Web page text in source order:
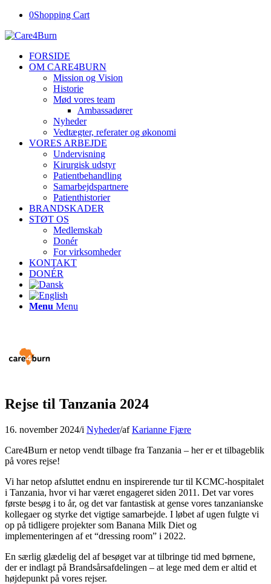
0Shopping Cart
FORSIDE
OM CARE4BURN
Mission og Vision
Historie
Mød vores team
Ambassadører
Nyheder
Vedtægter, referater og økonomi
VORES ARBEJDE
Undervisning
Kirurgisk udstyr
Patientbehandling
Samarbejdspartnere
Patienthistorier
BRANDSKADER
STØT OS
Medlemskab
Donér
For virksomheder
KONTAKT
DONÉR
Menu Menu
Rejse til Tanzania 2024
16. november 2024/i Nyheder/afKarianne Fjære
Care4Burn er netop vendt tilbage fra Tanzania – her er et tilbageblik
på vores rejse!
Vi har netop afsluttet endnu en inspirerende tur til KCMC-hospitalet
i Tanzania, hvor vi har været engageret siden 2011. Det var vores
første besøg i to år, og det var fantastisk at gense vores tanzanianske
kollegaer og styrke det vigtige samarbejde. I løbet af ugen fulgte vi
op på tidligere projekter som Banana Milk Diet og
implementeringen af et “dressing room” i 2022.
En særlig glædelig del af besøget var at tilbringe tid med børnene,
der er indlagt på Brandsårsafdelingen – at lege med dem er altid et
højdepunkt på vores rejser.